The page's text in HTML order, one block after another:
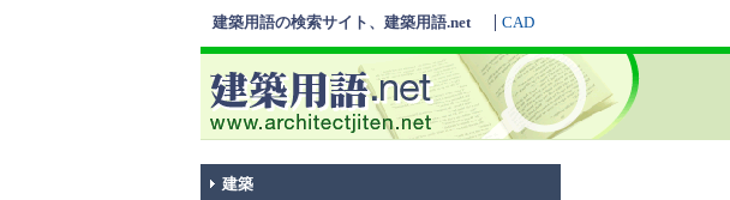
建築用語の検索サイト、建築用語.net CAD
建築